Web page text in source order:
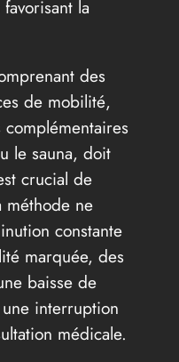
la
des
de mobilité,
le sauna, doit
crucial de
ne
constante
marquée, des
baisse de
interruption
médicale.